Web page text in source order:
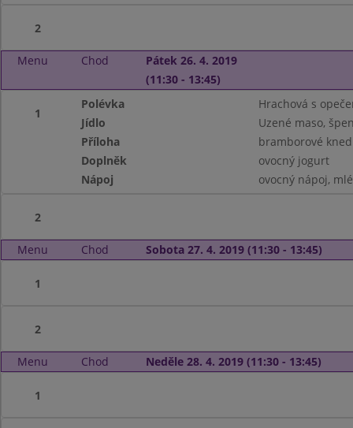
2
Menu Chod
Pátek 26. 4. 2019
(11:30 - 13:45)
1
Polévka
Hrachová s
Jídlo
Uzené maso,
Příloha
bramborové
Doplněk
ovocný jogurt
Nápoj
ovocný nápoj,
2
Menu Chod Sobota 27. 4. 2019 (11:30 - 13:45)
1
2
Menu Chod Neděle 28. 4. 2019 (11:30 - 13:45)
1